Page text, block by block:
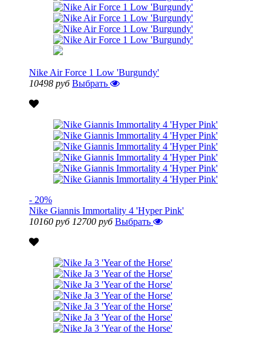
Nike Air Force 1 Low 'Burgundy'
10498 руб Выбрать
- 20%
Nike Giannis Immortality 4 'Hyper Pink'
10160 руб 12700 руб Выбрать